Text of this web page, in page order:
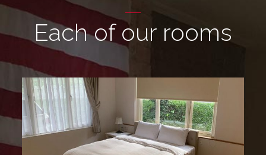
Each of our rooms